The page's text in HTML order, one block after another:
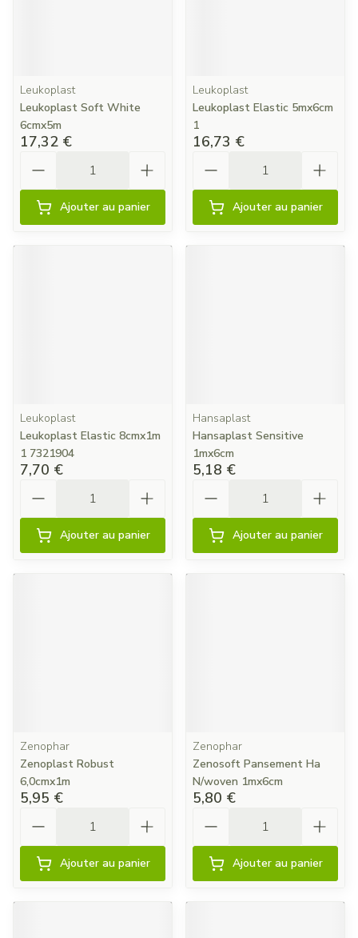
Leukoplast
Leukoplast Soft White
6cmx5m
17,32 €
Ajouter au panier
Leukoplast
Leukoplast Elastic 5mx6cm
1
16,73 €
Ajouter au panier
Leukoplast
Leukoplast Elastic 8cmx1m
1 7321904
7,70 €
Ajouter au panier
Hansaplast
Hansaplast Sensitive
1mx6cm
5,18 €
Ajouter au panier
Zenophar
Zenoplast Robust
6,0cmx1m
5,95 €
Ajouter au panier
Zenophar
Zenosoft Pansement Ha
N/woven 1mx6cm
5,80 €
Ajouter au panier